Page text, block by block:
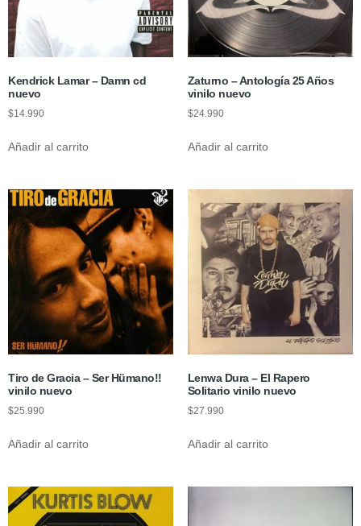
Kendrick Lamar – Damn cd
nuevo
$14.990
Añadir al carrito
Zaturno – Antología 25 Años
vinilo nuevo
$24.990
Añadir al carrito
Tiro de Gracia – Ser Hümano!!
vinilo nuevo
$25.990
Añadir al carrito
Lenwa Dura – El Rapero
Solitario vinilo nuevo
$27.990
Añadir al carrito